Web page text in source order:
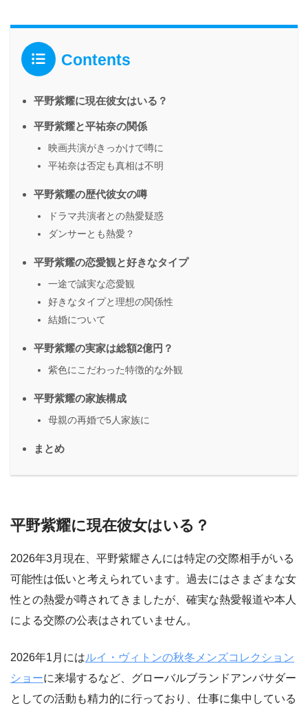
Contents
平野紫耀に現在彼女はいる？
平野紫耀と平祐奈の関係
映画共演がきっかけで噂に
平祐奈は否定も真相は不明
平野紫耀の歴代彼女の噂
ドラマ共演者との熱愛疑惑
ダンサーとも熱愛？
平野紫耀の恋愛観と好きなタイプ
一途で誠実な恋愛観
好きなタイプと理想の関係性
結婚について
平野紫耀の実家は総額2億円？
紫色にこだわった特徴的な外観
平野紫耀の家族構成
母親の再婚で5人家族に
まとめ
平野紫耀に現在彼女はいる？
2026年3月現在、平野紫耀さんには特定の交際相手がいる
可能性は低いと考えられています。過去にはさまざまな女
性との熱愛が噂されてきましたが、確実な熱愛報道や本人
による交際の公表はされていません。
2026年1月にはルイ・ヴィトンの秋冬メンズコレクション
ショーに来場するなど、グローバルブランドアンバサダー
としての活動も精力的に行っており、仕事に集中している